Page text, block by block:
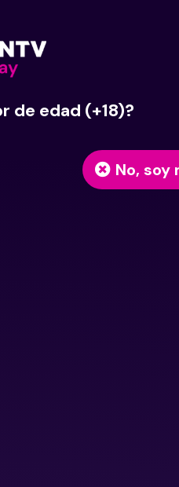
de edad (+18)?
No, soy